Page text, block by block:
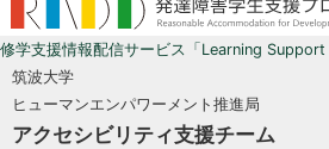
修学支援情報配信サービス「Learning Support
筑波大学
ヒューマンエンパワーメント推進局
アクセシビリティ支援チーム